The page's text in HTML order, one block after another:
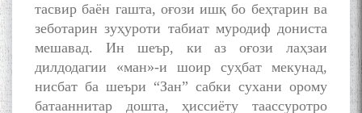
тасвир баён гашта, оғози ишқ бо беҳтарин ва
зеботарин зуҳуроти табиат муродиф дониста
мешавад. Ин шеър, ки аз оғози лаҳзаи
дилдодагии «ман»-и шоир суҳбат мекунад,
нисбат ба шеъри “Зан” сабки сухани орому
батааннитар дошта, ҳиссиёту таассуротро
Дар Академияи миллии
илмҳои Тоҷикистон бахшида
ба 100-солагии мунаққиду